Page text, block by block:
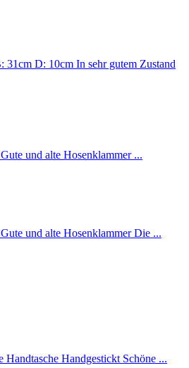
31cm D: 10cm In sehr gutem Zustand
und alte Hosenklammer ...
und alte Hosenklammer Die ...
Handtasche Handgestickt Schöne ...